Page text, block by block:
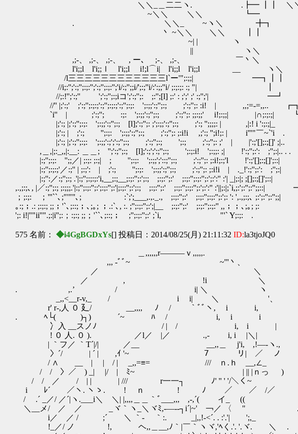
＼＼_＿二二ヽ. .┣━ ┃┃ ＼＼
~＼＼ ＼＼ ┗━ ~＼
. ＼＼_ ~ヽ＼ ╋┓ ~＼＼
丶 ~＼＼ ＼＼ ┃┃ ~＼
~| | ヽ ~|
|| ヽ＼ ||
,;-、 ,;-、 ,;-、 , ー､ ;-、 ,;-、 ￣丶＼
l'i;;l l'i;;ｌ l'i;;l i!;l⌒i| l'i;;l l'i;;l __ ヽ＼
/l三三三三三三三三三三三三l`ー'";:;;| ━┓┃┃
//i;:'';':;'';:;:'';':;'';:;:'';'i/:;'';;i/';:;''i/:':;;''i/ ;:;:;: :; "| ┃
//;:!'';':;'' ';':;'';:;iコ';':;'';: ;:'';[l] ;:' : ;';' ;'
//'' |;':;' ;':;'';:;:;':;'';:;:;':;'';:;: ';:;;':;'';:; ;':;'';: :i! |
`i'' | ;':;''; :;: ';:;;':;'';:; ;':;'';: ;;:;;' i!;:;;|
|;':; |;':;'';:;: ';:;;':;'';:; [l];':;'';: ;';:;;':;'';:; ;':; '';;;;: | ,|:! i ':;:;|_
|;':; | ;':; '';:;: ';:;;':;'';:; ;':;'';: ;:i!i ,;':; '';i!;: | i'''"￣~`'i
|;':; |;':;'';:;: ';:;;':;';':;'';:; ;':;'';:; ';:; ;':;'';: ;' |
,＿,|;:_,,|:__: ＿＿; '';':;'';:; [l];':;';':;'';:; ';:;:i! ';:;;: ;| !':;'';:': ;'';:|.. .
|:;'';:;: '';;／| ;:;: ;:;| ; '';:;: ';:;;';'::;'';:; ;':;'';: ;:i!;:;'l
|:;'';:;:;'／:;'' | ;:;': | ;':; '';:;: ';:;;':;'';:; ;':;'';: ;:i!i |
|:;'':／:;'';:; .'|:;'';:;:;:'i,__;:;__;:;:'';:';:; ;:;:'';:' ;:;:'';:;:'';:';:':'' :'| _|;:|; ;[];:;[]';::|
,.,;:;､, |／:;'';:; ;:;;;.'|:;'';:;:'';:';:;:'';:'|;:;:'';:';:; ;:;:'';:' ;:;:'';:;:'';:';:':''
；;:;: ；'''``､;"'"''､; :`;';___,.,._., ;:;:'';:' ;:;:'';:;:'';:';: ': ',.,;:;､
｡:;；.: ;:;:; ;;；'`､;::;；､;｡; ；.:`､, :. ;'';:;:'';:';|__ ;:;:'';:' ;:;:'';:;:'' ,,；
';: i!|''"ii''".;:|i'';:；:;:; ;;；'``､;::;； ;'';:;:'';:' ;`i, "'`
575 名前： ◆i4GgBGDxYs[] 投稿日：2014/08/25(月) 21:11:32 ID:la3tjoJQ0
＿,,,,,,r―――ｖ,,,,,.
,,, -ﾞﾞ~ ￣~'''丶、
／ ＼
／ , !i ＼
. ,.’ / i| ＼ ヽ
_,,<__r-v,_ / i i| ＼ '、
r' r-,人 ０ 廴/ __,,,, ﾉ / ￣｀ﾞﾞヽ, i i,
. ﾍ└( )┐) ´~ ﾊ / i, i i
冫入 __スノﾉ / | / i, i |
! ０ 人. ０ ). ／l／ |／ .,- i, i |＼| エシディ
| ｀フ／ ｀T´|/| ／__ __,,＿ j'i, ,!―-ヽ., また
〉´/ | ´ | ,ｲ '~ ７￣￣ リ| ／ ノ
/ ∧ __ | | / | _,,=≡= /// ｎ.ｈ __,∠_ ぜひ食べ
/ / 〉／ ) _| |/ | ﾐ~ | || |ｎっ )
/ / ／ / | | | /// r一一┐ ﾉ' '' ' '/＼く
i ﾚ´ ／ヽ. ヽゝ. ! ｎ ! ﾉ ／ ／ /
/ .´ _／/ ／´|ヽ.___i＼ ＼| |,,,,＿＿｀ﾞ___,,, ,-,´( イ_
＼__メ/ ／ ／ _ヾ｀ヽ_＼ヾﾐ,-―--┐i´|~'ゝ￢／ 〈 " ∠＿
i／ ／ / ;´ ＼ ｀-ゝ ｀:. _|,,!-<´. . :'.'| ';,_ |＿＿
!_／/ ノ !, ヘ,,＿__,ﾉ｀|￣｀ヽヾ,'ﾍく.'. '.ヾ. ＼ . ／